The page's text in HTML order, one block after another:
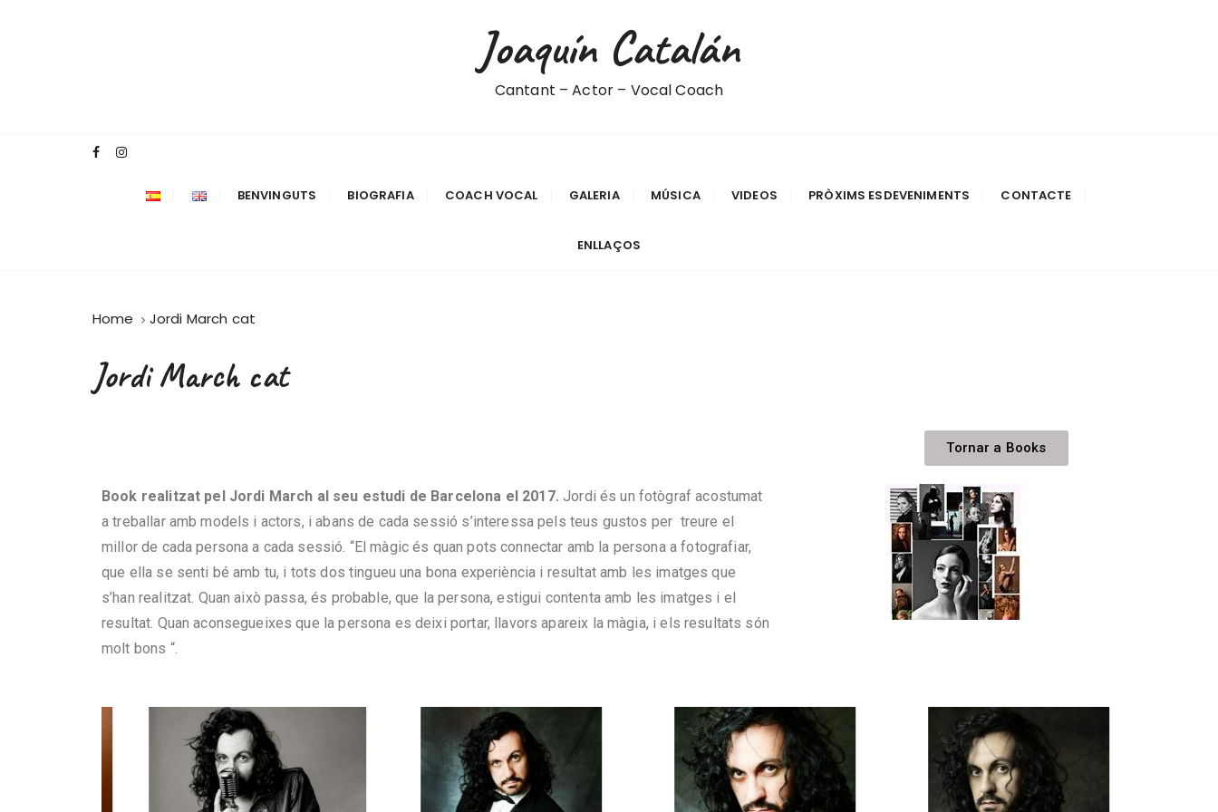
Joaquín Catalán
Cantant – Actor – Vocal Coach
BENVINGUTS BIOGRAFIA COACH VOCAL GALERIA MÚSICA VIDEOS PRÒXIMS ESDEVENIMENTS CONTACTE
ENLLAÇOS
Home Jordi March cat
Jordi March cat
Tornar a Books
Book realitzat pel Jordi March al seu estudi de Barcelona el 2017. Jordi és un fotògraf acostumat
a treballar amb models i actors, i abans de cada sessió s’interessa pels teus gustos per treure el
millor de cada persona a cada sessió. “El màgic és quan pots connectar amb la persona a fotografiar,
que ella se senti bé amb tu, i tots dos tingueu una bona experiència i resultat amb les imatges que
s’han realitzat. Quan això passa, és probable, que la persona, estigui contenta amb les imatges i el
resultat. Quan aconsegueixes que la persona es deixi portar, llavors apareix la màgia, i els resultats són
molt bons “.